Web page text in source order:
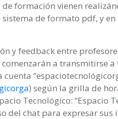
formación vienen
de formato pdf, y
y feedback entre
a transmitirse a
) según la grilla de
Tecnológico: “Espacio
del chat para expresar sus